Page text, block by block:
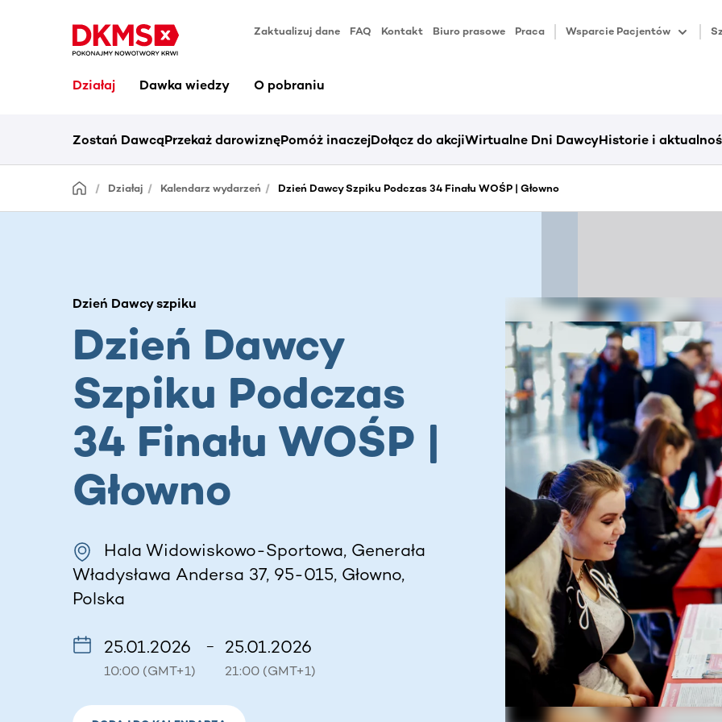
Zaktualizuj dane FAQ Kontakt Biuro prasowe Praca Wsparcie Pacjentów
Działaj Dawka wiedzy O pobraniu
Zostań DawcąPrzekaż darowiznęPomóż inaczejDołącz do akcjiWirtualne Dni DawcyHistorie i
Działaj Kalendarz wydarzeń Dzień Dawcy Szpiku Podczas 34 Finału WOŚP | Głowno
Dzień Dawcy szpiku
Dzień Dawcy
Szpiku Podczas
34 Finału WOŚP |
Głowno
Hala Widowiskowo-Sportowa, Generała
Władysława Andersa 37, 95-015, Głowno,
Polska
25.01.2026
10:00 (GMT+1)
– 25.01.2026
21:00 (GMT+1)